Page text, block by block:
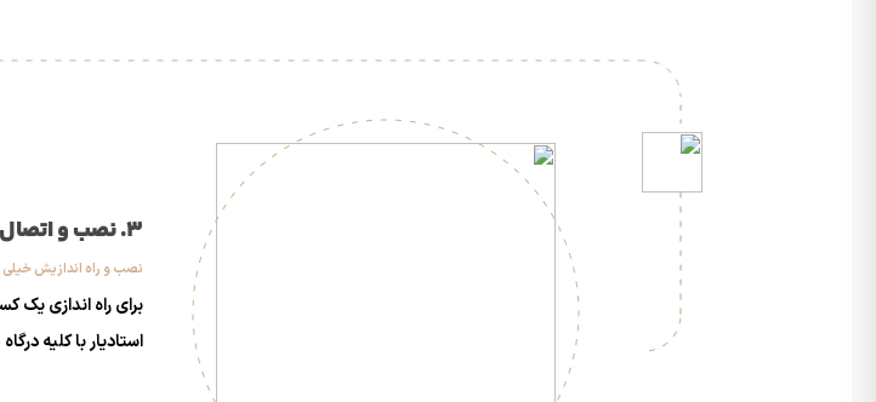
3. نصب و اتصال درگاه پرداخت
نصب و راه اندازیش خیلی
برای راه اندازی یک
استادیار با کلیه